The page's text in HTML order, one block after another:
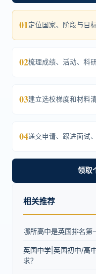
01定位国家、阶段与目
02梳理成绩、活动、科
03建立选校梯度和材料
04递交申请、跟进面试
领取
相关推荐
哪所高中是英国排名第
英国中学|英国初中/高
求？